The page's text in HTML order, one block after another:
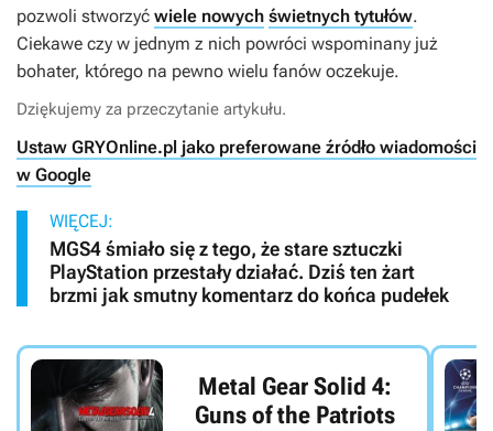
pozwoli stworzyć wiele nowych świetnych tytułów.
Ciekawe czy w jednym z nich powróci wspominany już
bohater, którego na pewno wielu fanów oczekuje.
Dziękujemy za przeczytanie artykułu.
Ustaw GRYOnline.pl jako preferowane źródło wiadomości
w Google
WIĘCEJ:
MGS4 śmiało się z tego, że stare sztuczki
PlayStation przestały działać. Dziś ten żart
brzmi jak smutny komentarz do końca pudełek
Metal Gear Solid 4:
Guns of the Patriots